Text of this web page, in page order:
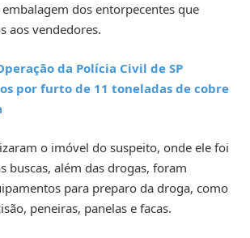
dos entorpecentes que
aos vendedores.
da Polícia Civil de SP
por furto de 11 toneladas de cobre
o imóvel do suspeito, onde ele foi
buscas, além das drogas, foram
para preparo da droga, como
peneiras, panelas e facas.